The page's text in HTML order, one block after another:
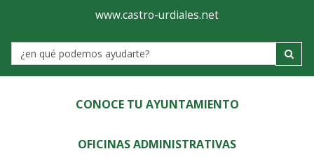
Ayuntamiento
de
Castro-
Urdiales
www.castro-urdiales.net
Label
CONOCE TU AYUNTAMIENTO
OFICINAS ADMINISTRATIVAS